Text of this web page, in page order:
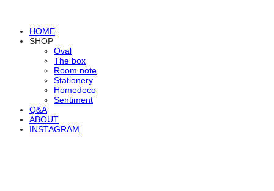
HOME
SHOP
Oval
The box
Room note
Stationery
Homedeco
Sentiment
Q&A
ABOUT
INSTAGRAM